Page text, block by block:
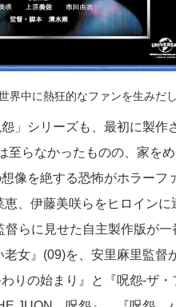
界中に熱狂的なファンを生みだし
」シリーズも、最初に製作
らなかったものの、家を
像を絶する恐怖がホラーフ
、伊藤美咲らをヒロイン
らに見せた自主製作版が一
女』(09)を、安里麻里監督
りの始まり』と『呪怨-ザ・